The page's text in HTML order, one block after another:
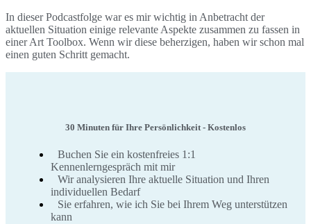
In dieser Podcastfolge war es mir wichtig in Anbetracht der
aktuellen Situation einige relevante Aspekte zusammen zu fassen in
einer Art Toolbox. Wenn wir diese beherzigen, haben wir schon mal
einen guten Schritt gemacht.
30 Minuten für Ihre Persönlichkeit - Kostenlos
Buchen Sie ein kostenfreies 1:1
Kennenlerngespräch mit mir
Wir analysieren Ihre aktuelle Situation und Ihren
individuellen Bedarf
Sie erfahren, wie ich Sie bei Ihrem Weg unterstützen
kann